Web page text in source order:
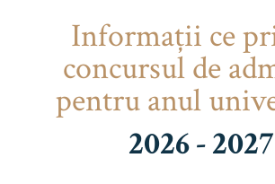
Informaţii ce
concursul de
pentru anul
2026 - 2027